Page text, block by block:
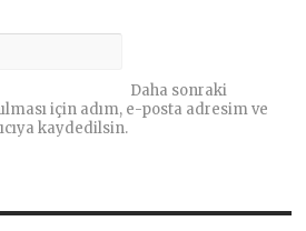
Daha sonraki
için adım, e-posta adresim ve
kaydedilsin.